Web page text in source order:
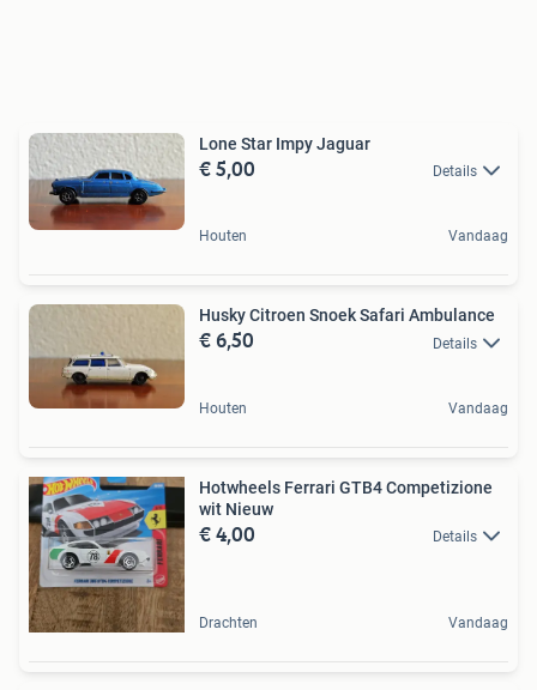
Lone Star Impy Jaguar
€ 5,00 Details
Houten Vandaag
Husky Citroen Snoek Safari Ambulance
€ 6,50 Details
Houten Vandaag
Hotwheels Ferrari GTB4 Competizione
wit Nieuw
€ 4,00 Details
Drachten Vandaag